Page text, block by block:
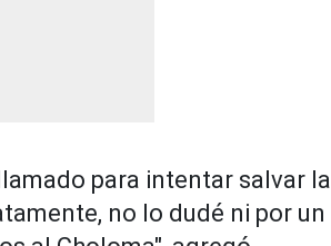
para intentar salvar la
no lo dudé ni por un